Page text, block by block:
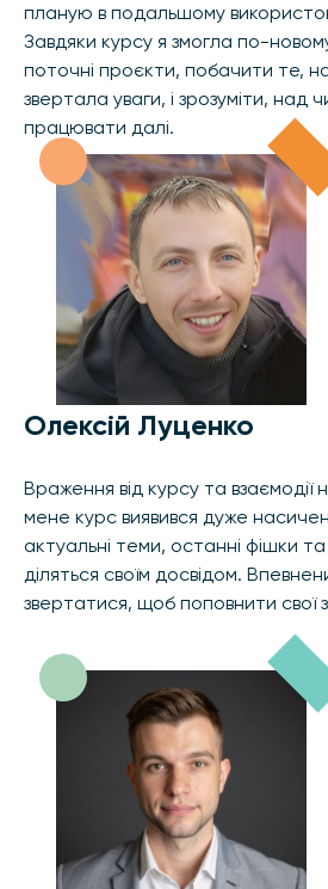
планую в подальшому
Завдяки курсу я змогла по-
поточні проєкти, побачити те,
звертала уваги, і зрозуміти, над
працювати далі.
Олексій Луценко
Враження від курсу та взаємодії
мене курс виявився дуже
актуальні теми, останні фішки та
діляться своїм досвідом.
звертатися, щоб поповнити свої